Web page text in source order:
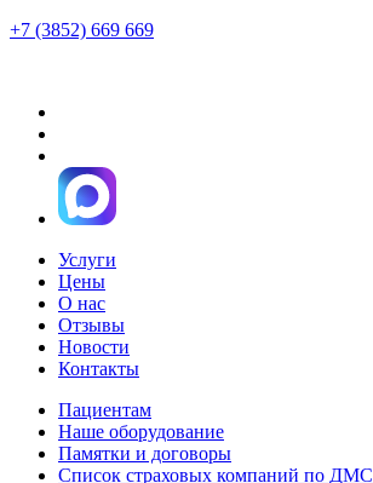
+7 (3852) 669 669
Услуги
Цены
О нас
Отзывы
Новости
Контакты
Пациентам
Наше оборудование
Памятки и договоры
Список страховых компаний по ДМС